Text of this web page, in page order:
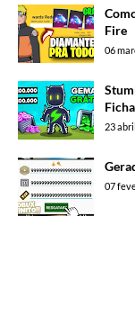
Fire
06
23 abril
07